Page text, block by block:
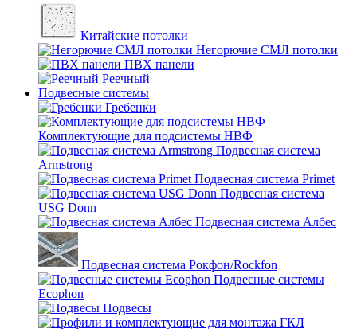
Китайские потолки
Негорючие СМЛ потолки
ПВХ панели
Реечный
Подвесные системы
Гребенки
Комплектующие для подсистемы НВФ
Подвесная система
Armstrong
Подвесная система Primet
Подвесная система
USG Donn
Подвесная система Албес
Подвесная система Рокфон/Rockfon
Подвесные системы
Ecophon
Подвесы